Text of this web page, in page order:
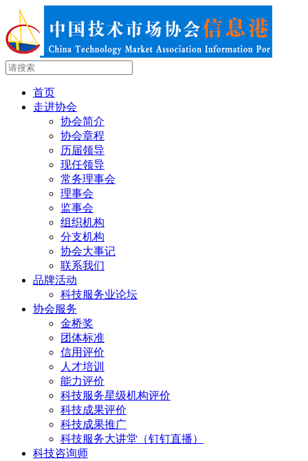
首页
走进协会
协会简介
协会章程
历届领导
现任领导
常务理事会
理事会
监事会
组织机构
分支机构
协会大事记
联系我们
品牌活动
科技服务业论坛
协会服务
金桥奖
团体标准
信用评价
人才培训
能力评价
科技服务星级机构评价
科技成果评价
科技成果推广
科技服务大讲堂（钉钉直播）
科技咨询师